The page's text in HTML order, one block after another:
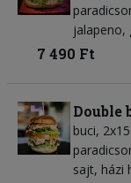
jalapeno,
7 490 Ft
Double
buci,
sajt, házi